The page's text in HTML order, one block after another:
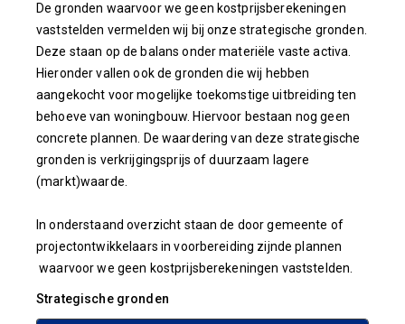
De gronden waarvoor we geen kostprijsberekeningen
vaststelden vermelden wij bij onze strategische gronden.
Deze staan op de balans onder materiële vaste activa.
Hieronder vallen ook de gronden die wij hebben
aangekocht voor mogelijke toekomstige uitbreiding ten
behoeve van woningbouw. Hiervoor bestaan nog geen
concrete plannen. De waardering van deze strategische
gronden is verkrijgingsprijs of duurzaam lagere
(markt)waarde.
In onderstaand overzicht staan de door gemeente of
projectontwikkelaars in voorbereiding zijnde plannen
waarvoor we geen kostprijsberekeningen vaststelden.
Strategische gronden